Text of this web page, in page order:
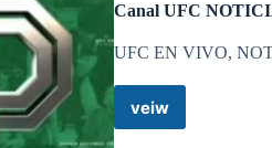
Canal UFC
UFC EN VIVO,
veiw
Canal